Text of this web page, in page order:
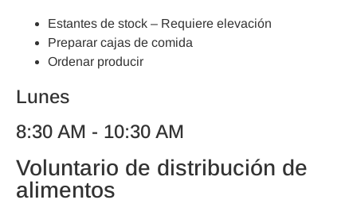
Estantes de stock – Requiere elevación
Preparar cajas de comida
Ordenar producir
Lunes
8:30 AM - 10:30 AM
Voluntario de distribución de
alimentos